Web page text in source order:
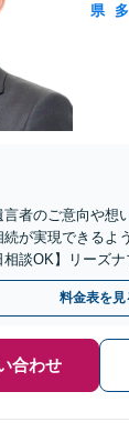
県
言者のご意向や
が実現できるよ
談OK】リーズナ
持って対応させ
料金表を見
合わせ